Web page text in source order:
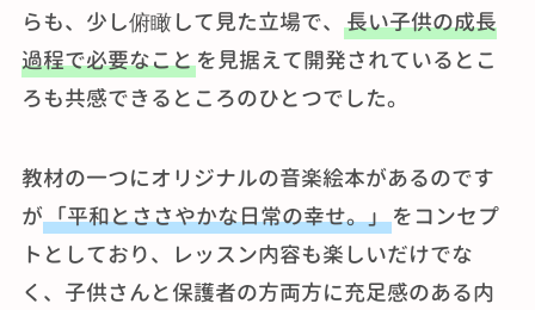
らも、少し俯瞰して見た立場で、 長い子供の成長
過程で必要なことを見据えて開発されているとこ
ろも共感できるところのひとつでした。
教材の一つにオリジナルの音楽絵本があるのです
が「平和とささやかな日常の幸せ。」をコンセプ
トとしており、レッスン内容も楽しいだけでな
く、子供さんと保護者の方両方に充足感のある内